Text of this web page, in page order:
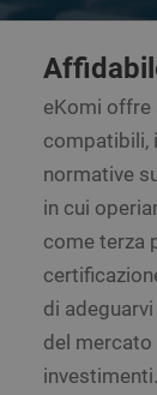
eKomi offre
compatibili,
normative
in cui
come terza
di
del
investimenti.